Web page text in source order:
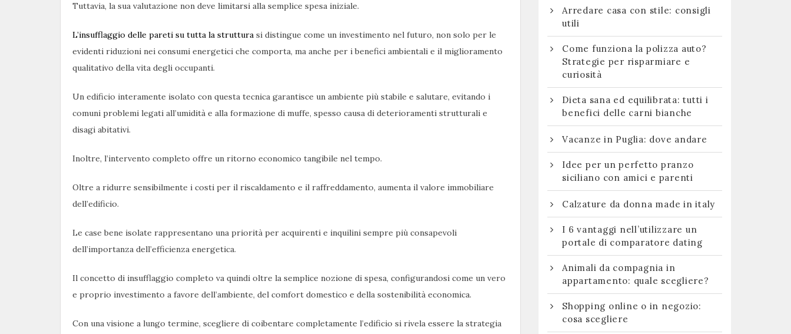
Tuttavia, la sua valutazione non deve limitarsi alla semplice spesa iniziale.
L’insufflaggio delle pareti su tutta la struttura si distingue come un investimento nel futuro, non solo per le
evidenti riduzioni nei consumi energetici che comporta, ma anche per i benefici ambientali e il miglioramento
qualitativo della vita degli occupanti.
Un edificio interamente isolato con questa tecnica garantisce un ambiente più stabile e salutare, evitando i
comuni problemi legati all’umidità e alla formazione di muffe, spesso causa di deterioramenti strutturali e
disagi abitativi.
Inoltre, l’intervento completo offre un ritorno economico tangibile nel tempo.
Oltre a ridurre sensibilmente i costi per il riscaldamento e il raffreddamento, aumenta il valore immobiliare
dell’edificio.
Le case bene isolate rappresentano una priorità per acquirenti e inquilini sempre più consapevoli
dell’importanza dell’efficienza energetica.
Il concetto di insufflaggio completo va quindi oltre la semplice nozione di spesa, configurandosi come un vero
e proprio investimento a favore dell’ambiente, del comfort domestico e della sostenibilità economica.
Con una visione a lungo termine, scegliere di coibentare completamente l’edificio si rivela essere la strategia
Arredare casa con stile: consigli
utili
Come funziona la polizza auto?
Strategie per risparmiare e
curiosità
Dieta sana ed equilibrata: tutti i
benefici delle carni bianche
Vacanze in Puglia: dove andare
Idee per un perfetto pranzo
siciliano con amici e parenti
Calzature da donna made in italy
I 6 vantaggi nell’utilizzare un
portale di comparatore dating
Animali da compagnia in
appartamento: quale scegliere?
Shopping online o in negozio:
cosa scegliere